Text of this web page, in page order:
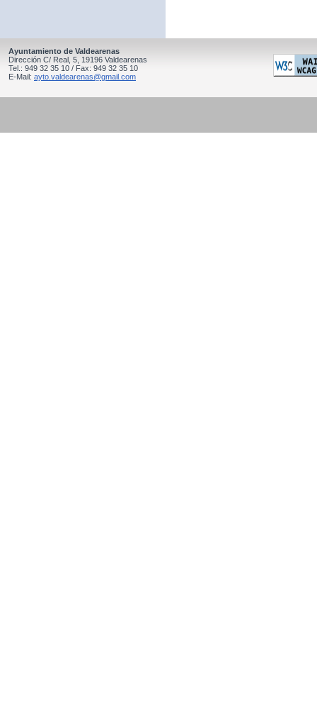
Ayuntamiento de Valdearenas
Dirección C/ Real, 5, 19196 Valdearenas
Tel.: 949 32 35 10 / Fax: 949 32 35 10
E-Mail: ayto.valdearenas@gmail.com